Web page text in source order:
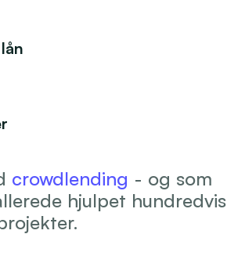
crowdlending - og som
hjulpet hundredvis